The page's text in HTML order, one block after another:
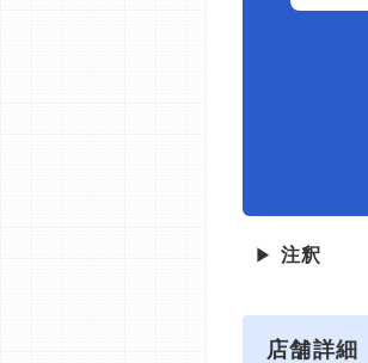
▶ 注釈
店舗詳細